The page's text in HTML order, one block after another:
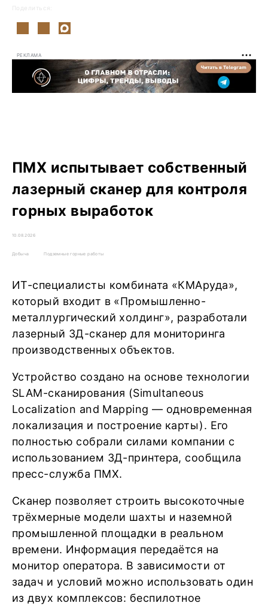
Поделиться:
РЕКЛАМА
ПМХ испытывает собственный
лазерный сканер для контроля
горных выработок
10.08.2026
Добыча Подземные горные работы
ИТ-специалисты комбината «КМАруда»,
который входит в «Промышленно-
металлургический холдинг», разработали
лазерный 3Д-сканер для мониторинга
производственных объектов.
Устройство создано на основе технологии
SLAM-сканирования (Simultaneous
Localization and Mapping — одновременная
локализация и построение карты). Его
полностью собрали силами компании с
использованием 3Д-принтера, сообщила
пресс-служба ПМХ.
Сканер позволяет строить высокоточные
трёхмерные модели шахты и наземной
промышленной площадки в реальном
времени. Информация передаётся на
монитор оператора. В зависимости от
задач и условий можно использовать один
из двух комплексов: беспилотное